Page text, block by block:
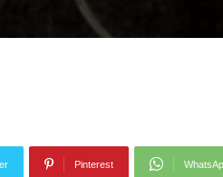
Pinterest